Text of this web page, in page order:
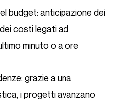
budget: anticipazione dei
costi legati ad
minuto o a ore
grazie a una
i progetti avanzano